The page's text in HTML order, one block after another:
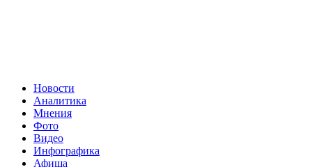
Новости
Аналитика
Мнения
Фото
Видео
Инфографика
Афиша